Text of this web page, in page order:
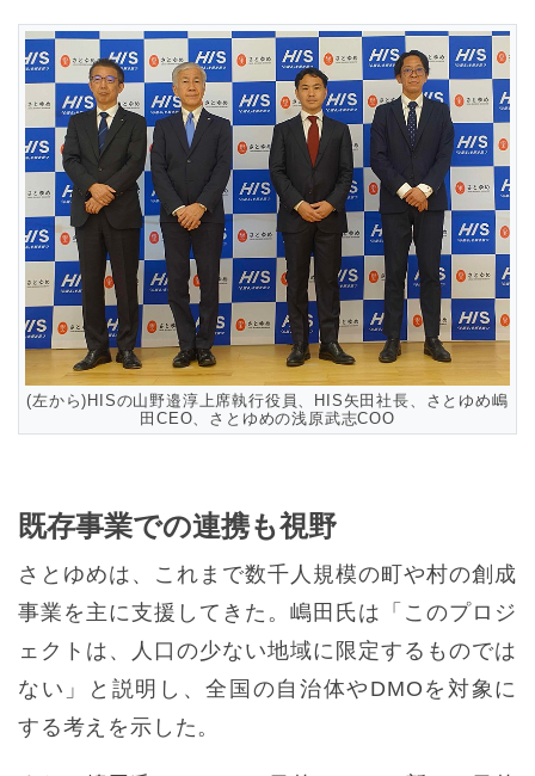
(左から)HISの山野邉淳上席執行役員、HIS矢田社長、さとゆめ嶋
田CEO、さとゆめの浅原武志COO
既存事業での連携も視野
さとゆめは、これまで数千人規模の町や村の創成
事業を主に支援してきた。嶋田氏は「このプロジ
ェクトは、人口の少ない地域に限定するものでは
ない」と説明し、全国の自治体やDMOを対象に
する考えを示した。